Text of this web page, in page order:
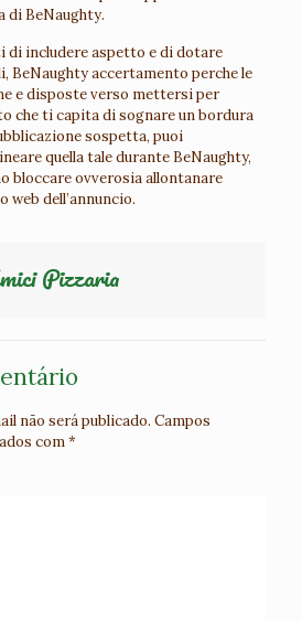
di BeNaughty.
di includere aspetto e di dotare
BeNaughty accertamento perche le
e disposte verso mettersi per
che ti capita di sognare un bordura
sospetta, puoi
quella tale durante BeNaughty,
bloccare ovverosia allontanare
web dell’annuncio.
Pizzaria
não será publicado. Campos
com*